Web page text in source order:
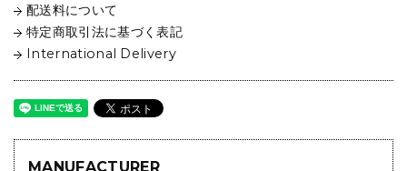
配送料について
特定商取引法に基づく表記
International Delivery
MANUFACTURER